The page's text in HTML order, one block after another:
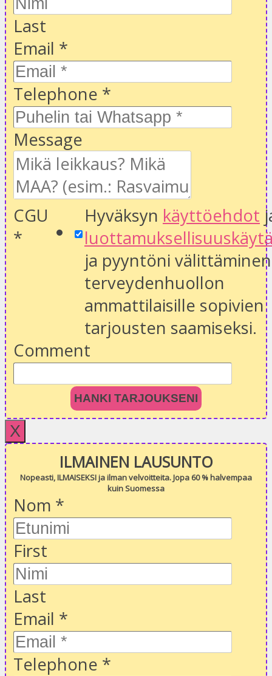
Last
Email *
Telephone *
Message
CGU
*
Hyväksyn käyttöehdot
ja pyyntöni välittäminen
terveydenhuollon
ammattilaisille sopivien
tarjousten saamiseksi.
Comment
HANKI TARJOUKSENI
X
ILMAINEN LAUSUNTO
Nopeasti, ILMAISEKSI ja ilman velvoitteita. Jopa 60 % halvempaa
kuin Suomessa
Nom *
First
Last
Email *
Telephone *